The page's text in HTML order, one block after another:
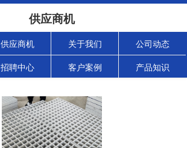
供应商机
供应商机 关于我们 公司动态
招聘中心 客户案例 产品知识